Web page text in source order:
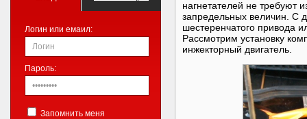
нагнетателей не требуют
запредельных величин. С
шестеренчатого привода
Рассмотрим установку
инжекторный двигатель.
Логин или емаил:
Пароль:
Запомнить меня